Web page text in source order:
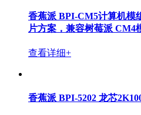
香蕉派 BPI-CM5计算机模
片方案，兼容树莓派 CM4
查看详细+
香蕉派 BPI-5202 龙芯